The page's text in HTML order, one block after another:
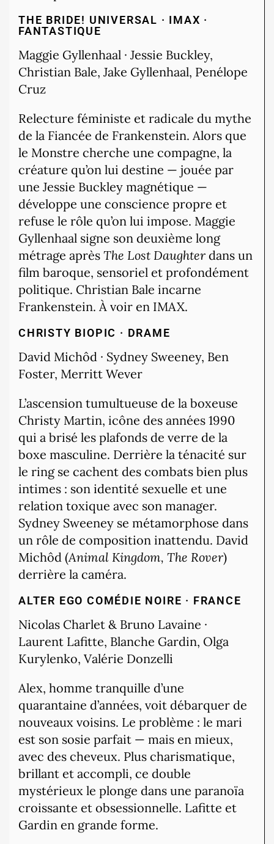
THE BRIDE! UNIVERSAL · IMAX ·
FANTASTIQUE
Maggie Gyllenhaal · Jessie Buckley,
Christian Bale, Jake Gyllenhaal, Penélope
Cruz
Relecture féministe et radicale du mythe
de la Fiancée de Frankenstein. Alors que
le Monstre cherche une compagne, la
créature qu’on lui destine — jouée par
une Jessie Buckley magnétique —
développe une conscience propre et
refuse le rôle qu’on lui impose. Maggie
Gyllenhaal signe son deuxième long
métrage après The Lost Daughter dans un
film baroque, sensoriel et profondément
politique. Christian Bale incarne
Frankenstein. À voir en IMAX.
CHRISTY BIOPIC · DRAME
David Michôd · Sydney Sweeney, Ben
Foster, Merritt Wever
L’ascension tumultueuse de la boxeuse
Christy Martin, icône des années 1990
qui a brisé les plafonds de verre de la
boxe masculine. Derrière la ténacité sur
le ring se cachent des combats bien plus
intimes : son identité sexuelle et une
relation toxique avec son manager.
Sydney Sweeney se métamorphose dans
un rôle de composition inattendu. David
Michôd (Animal Kingdom, The Rover)
derrière la caméra.
ALTER EGOCOMÉDIE NOIRE · FRANCE
Nicolas Charlet & Bruno Lavaine ·
Laurent Lafitte, Blanche Gardin, Olga
Kurylenko, Valérie Donzelli
Alex, homme tranquille d’une
quarantaine d’années, voit débarquer de
nouveaux voisins. Le problème : le mari
est son sosie parfait — mais en mieux,
avec des cheveux. Plus charismatique,
brillant et accompli, ce double
mystérieux le plonge dans une paranoïa
croissante et obsessionnelle. Lafitte et
Gardin en grande forme.